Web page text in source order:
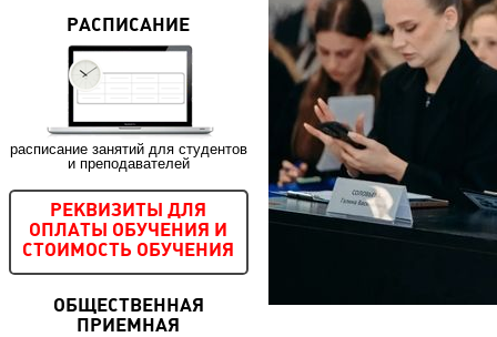
РАСПИСАНИЕ
расписание занятий для студентов
и преподавателей
РЕКВИЗИТЫ ДЛЯ
ОПЛАТЫ ОБУЧЕНИЯ И
СТОИМОСТЬ ОБУЧЕНИЯ
ОБЩЕСТВЕННАЯ
ПРИЕМНАЯ